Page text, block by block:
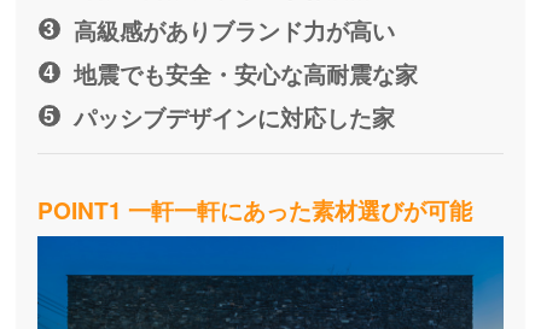
高級感がありブランド力が高い
地震でも安全・安心な高耐震な家
パッシブデザインに対応した家
POINT1 一軒一軒にあった素材選びが可能